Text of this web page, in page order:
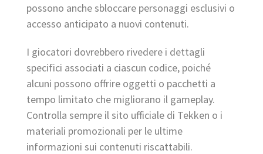
possono anche sbloccare personaggi esclusivi o
accesso anticipato a nuovi contenuti.
I giocatori dovrebbero rivedere i dettagli
specifici associati a ciascun codice, poiché
alcuni possono offrire oggetti o pacchetti a
tempo limitato che migliorano il gameplay.
Controlla sempre il sito ufficiale di Tekken o i
materiali promozionali per le ultime
informazioni sui contenuti riscattabili.